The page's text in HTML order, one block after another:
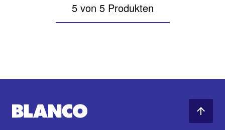
5 von 5 Produkten